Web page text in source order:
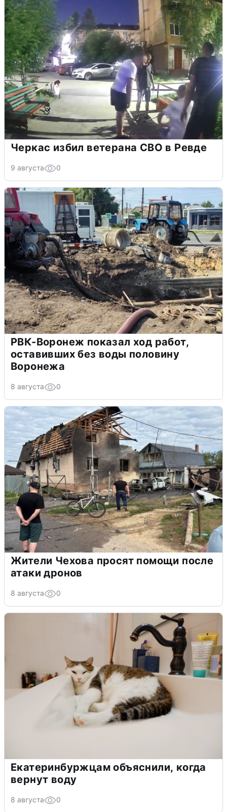
Черкас избил ветерана СВО в Ревде
9 августа 0
РВК-Воронеж показал ход работ,
оставивших без воды половину
Воронежа
8 августа 0
Жители Чехова просят помощи после
атаки дронов
8 августа 0
Екатеринбуржцам объяснили, когда
вернут воду
8 августа 0